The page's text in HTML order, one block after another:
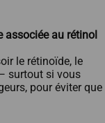
associée au rétinol
le rétinoïde, le
surtout si vous
pour éviter que